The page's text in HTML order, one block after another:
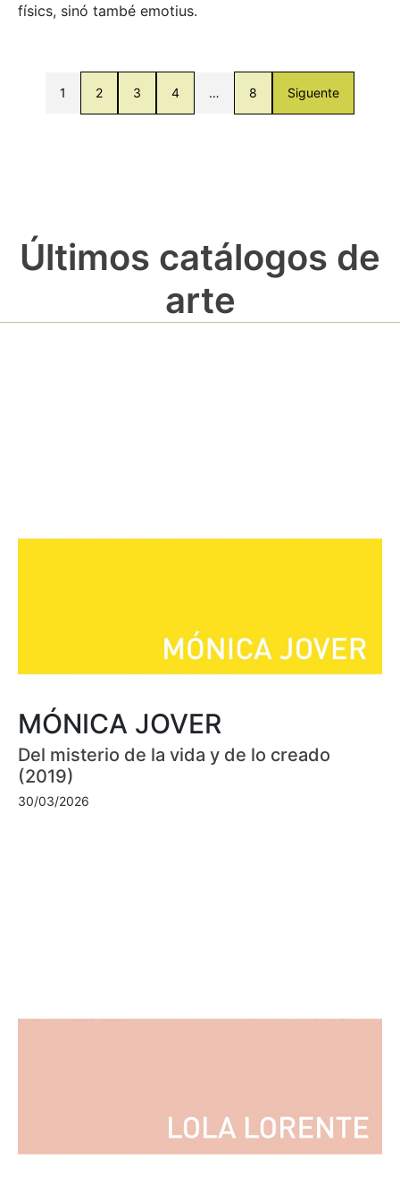
físics, sinó també emotius.
1 2 3 4 … 8 Siguente
Últimos catálogos de
arte
MÓNICA JOVER
Del misterio de la vida y de lo creado
(2019)
30/03/2026